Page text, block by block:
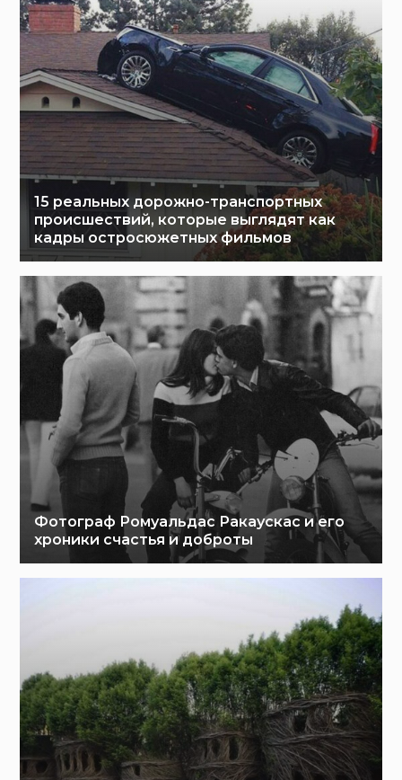
15 реальных дорожно-транспортных
происшествий, которые выглядят как
кадры остросюжетных фильмов
Фотограф Ромуальдас Ракаускас и его
хроники счастья и доброты